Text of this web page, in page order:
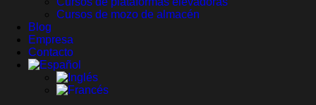
Cursos de mozo de almacén
Blog
Empresa
Contacto